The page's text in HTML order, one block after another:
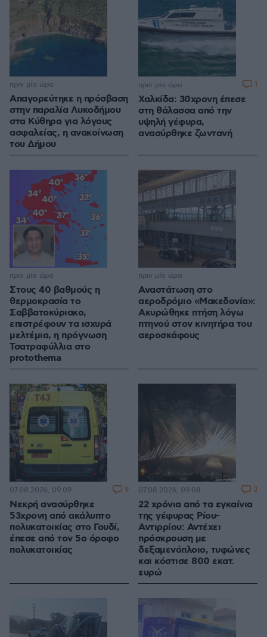
Απαγορεύτηκε η πρόσβαση
στην παραλία Λυκοδήμου
στα Κύθηρα για λόγους
ασφαλείας, η ανακοίνωση
του Δήμου
πριν μία ώρα
Χαλκίδα: 30χρονη έπεσε
στη θάλασσα από την
υψηλή γέφυρα,
ανασύρθηκε ζωντανή
πριν μία ώρα 1
Στους 40 βαθμούς η
θερμοκρασία το
Σαββατοκύριακο,
επιστρέφουν τα ισχυρά
μελτέμια, η πρόγνωση
Τσατραφύλλια στο
protothema
πριν μία ώρα
Αναστάτωση στο
αεροδρόμιο «Μακεδονία»:
Ακυρώθηκε πτήση λόγω
πτηνού στον κινητήρα του
αεροσκάφους
πριν μία ώρα
Νεκρή ανασύρθηκε
53χρονη από ακάλυπτο
πολυκατοικίας στο Γουδί,
έπεσε από τον 5ο όροφο
πολυκατοικίας
07.08.2026, 09:09 9
22 χρόνια από τα εγκαίνια
της γέφυρας Ρίου-
Αντιρρίου: Αντέχει
πρόσκρουση με
δεξαμενόπλοιο, τυφώνες
και κόστισε 800 εκατ.
ευρώ
07.08.2026, 09:08 3